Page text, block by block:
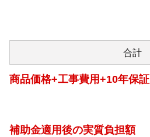
合計
商品価格+工事費用+10年保証
補助金適用後の実質負担額